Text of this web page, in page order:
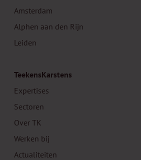
Amsterdam
Alphen aan den Rijn
Leiden
TeekensKarstens
Expertises
Sectoren
Over TK
Werken bij
Actualiteiten